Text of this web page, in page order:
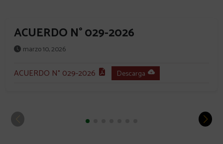
ACUERDO N° 029-2026
marzo 10, 2026
ACUERDO N° 029-2026 Descarga